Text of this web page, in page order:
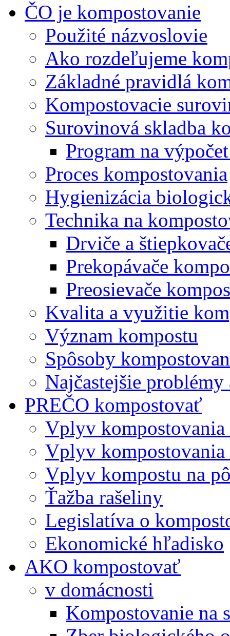
ČO je kompostovanie
Použité názvoslovie
Ako rozdeľujeme
Základné pravidlá
Kompostovacie
Surovinová skladba
Program na
Proces kompostovania
Hygienizácia
Technika na
Drviče a
Prekopávače
Preosievače
Kvalita a využitie
Význam kompostu
Spôsoby
Najčastejšie problémy
PREČO kompostovať
Vplyv kompostovania
Vplyv
Vplyv kompostu na
Ťažba rašeliny
Legislatíva o
Ekonomické hľadisko
AKO kompostovať
v domácnosti
Kompostovanie na